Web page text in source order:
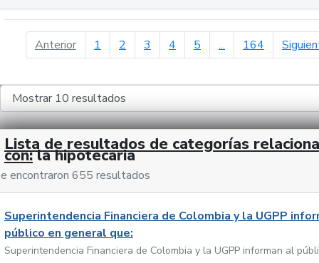
Anteriorpágina anterior
1 2 3 4 5 ... 164
Lista de resultados de categorías
con: la hipotecaria
encontraron 655 resultados
Superintendencia Financiera de Colombia y la UGPP
público en general que:
Superintendencia Financiera de Colombia y la UGPP informan al